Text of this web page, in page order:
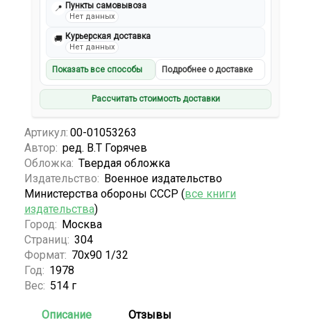
📍 Пункты самовывоза
Нет данных
🚚 Курьерская доставка
Нет данных
Показать все способы Подробнее о доставке
Рассчитать стоимость доставки
Артикул: 00-01053263
Автор: ред. В.Т Горячев
Обложка: Твердая обложка
Издательство: Военное издательство
Министерства обороны СССР (все книги
издательства)
Город: Москва
Страниц: 304
Формат: 70х90 1/32
Год: 1978
Вес: 514 г
Описание Отзывы